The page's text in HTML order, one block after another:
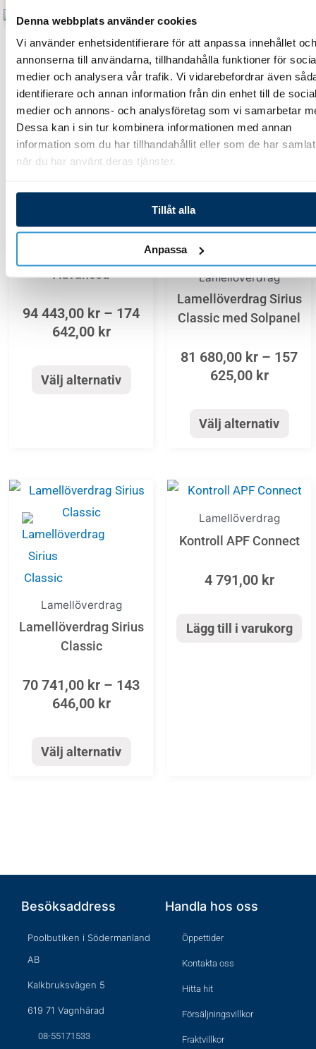
Denna webbplats använder cookies
Vi använder enhetsidentifierare för att anpassa innehållet och
annonserna till användarna, tillhandahålla funktioner för
medier och analysera vår trafik. Vi vidarebefordrar även
identifierare och annan information från din enhet till de
medier och annons- och analysföretag som vi samarbetar
Dessa kan i sin tur kombinera informationen med annan
information som du har tillhandahållit eller som de har
när du har använt deras tjänster.
Tillåt alla
Anpassa
Relaterade Produkter
Lamellöverdrag
Advanced
94 443,00 kr – 174
642,00 kr
Price
range:
94
443,00 kr
through
642,00 kr
Välj alternativ
Den
här
produkten
varianter.
olika
kan
väljas
produktsidan
Lamellöverdrag
Lamellöverdrag Sirius
Classic med Solpanel
81 680,00 kr – 157
625,00 kr
Price
range:
81
through
625,00
Välj alternativ
Den
här
varianter.
olika
alternativen
kan
på
Lamellöverdrag
Lamellöverdrag Sirius
Classic
70 741,00 kr – 143
646,00 kr
Price
646,00 kr
Välj alternativ
Den
här
produkten
varianter.
De
olika
kan
väljas
produktsidan
Lamellöverdrag
Kontroll APF Connect
4 791,00 kr
Lägg till i varukorg
Besöksaddress
Poolbutiken i Södermanland
AB
Kalkbruksvägen 5
619 71 Vagnhärad
08-55171533
Handla hos oss
Öppettider
Kontakta oss
Hitta hit
Försäljningsvillkor
Fraktvillkor